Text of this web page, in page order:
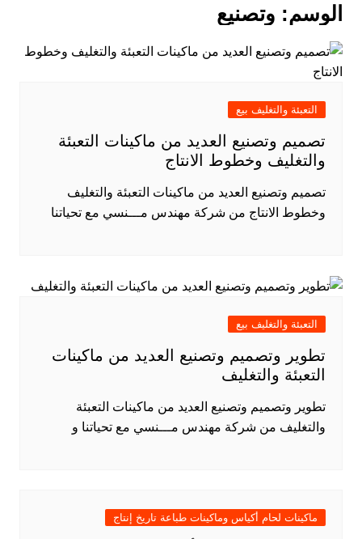
الوسم: وتصنيع
التعبئة والتغليف بيع
تصميم وتصنيع العديد من ماكينات التعبئة
والتغليف وخطوط الانتاج
تصميم وتصنيع العديد من ماكينات التعبئة والتغليف
وخطوط الانتاج من شركة مهندس مـــنسي مع تحياتنا
التعبئة والتغليف بيع
تطوير وتصميم وتصنيع العديد من ماكينات
التعبئة والتغليف
تطوير وتصميم وتصنيع العديد من ماكينات التعبئة
والتغليف من شركة مهندس مـــنسي مع تحياتنا و
ماكينات لحام أكياس وماكينات طباعة تاريخ إنتاج